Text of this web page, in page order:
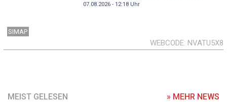
07.08.2026 - 12:18Uhr
SIMAP
WEBCODE NVATU5X8
MEIST GELESEN » MEHR NEWS